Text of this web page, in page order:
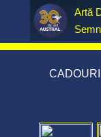
Artă
CADOURI